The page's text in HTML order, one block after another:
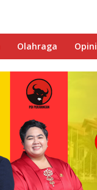
Olahraga Opini